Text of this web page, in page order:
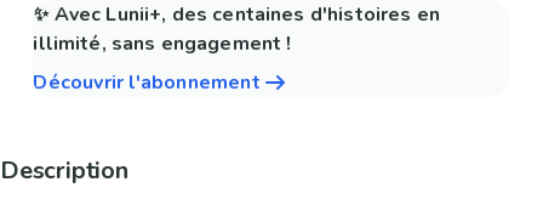
✨ Avec Lunii+, des centaines d'histoires en
illimité, sans engagement !
Découvrir l'abonnement
Description